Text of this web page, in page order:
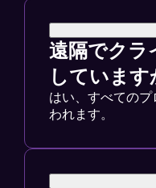
遠隔でクラ
しています
はい、すべての
われます。